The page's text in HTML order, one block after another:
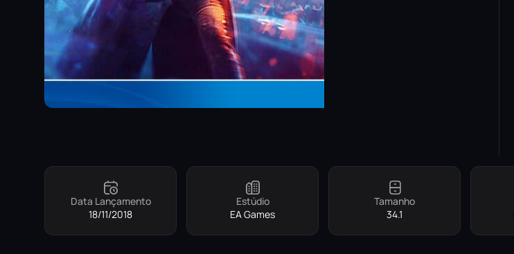
Data Lançamento
18/11/2018
Estúdio
EA Games
Tamanho
34.1